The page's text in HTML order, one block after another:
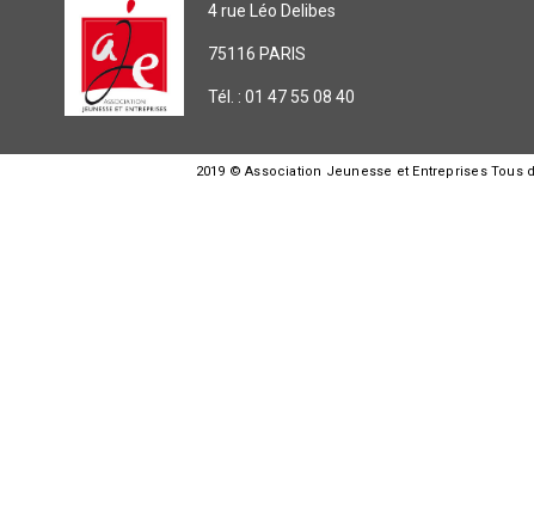
4 rue Léo Delibes
75116 PARIS
Tél. : 01 47 55 08 40
2019 © Association Jeunesse et Entreprises Tous